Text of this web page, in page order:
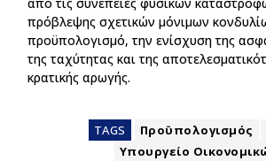
πρόβλεψης σχετικών μόνιμων
προϋπολογισμό, την ενίσχυση της
της ταχύτητας και της
κρατικής αρωγής.
TAGS Προϋπολογισμός
Υπουργείο